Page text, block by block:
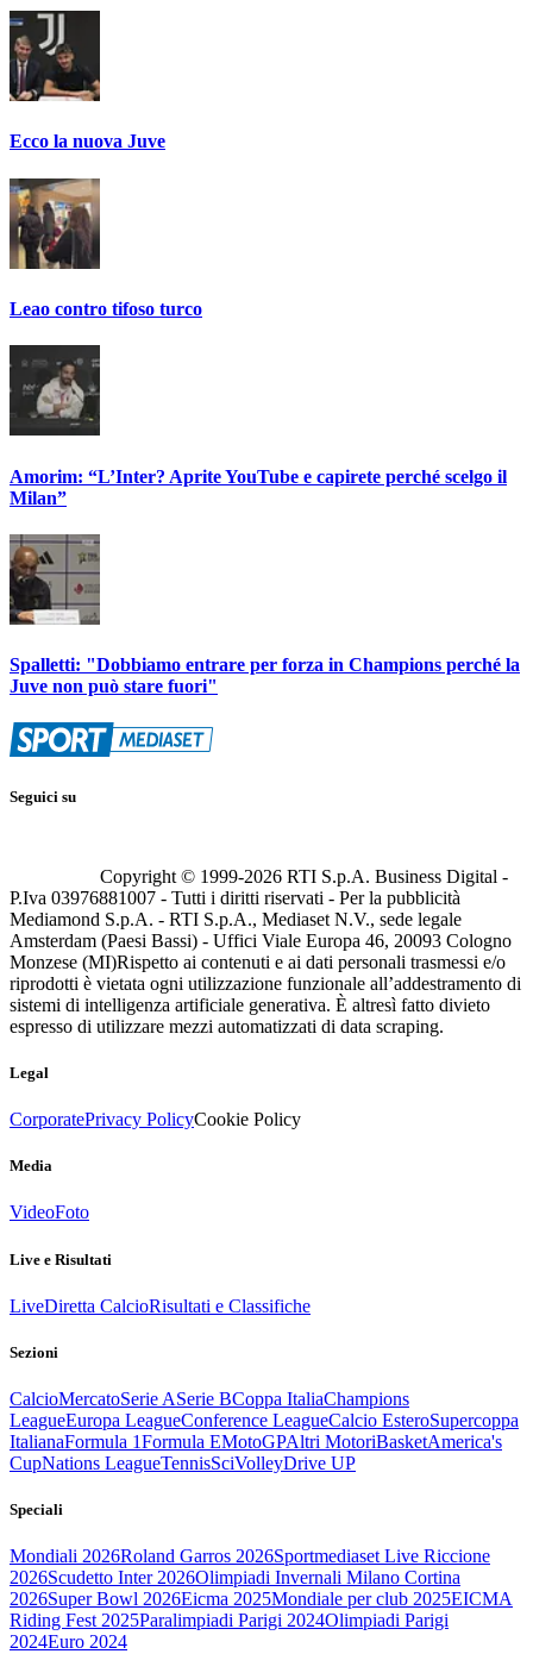
Ecco la nuova Juve
Leao contro tifoso turco
Amorim: “L’Inter? Aprite YouTube e capirete perché scelgo il
Milan”
Spalletti: "Dobbiamo entrare per forza in Champions perché la
Juve non può stare fuori"
Seguici su
Copyright © 1999-2026 RTI S.p.A. Business Digital -
P.Iva 03976881007 - Tutti i diritti riservati - Per la pubblicità
Mediamond S.p.A. - RTI S.p.A., Mediaset N.V., sede legale
Amsterdam (Paesi Bassi) - Uffici Viale Europa 46, 20093 Cologno
Monzese (MI)Rispetto ai contenuti e ai dati personali trasmessi e/o
riprodotti è vietata ogni utilizzazione funzionale all’addestramento di
sistemi di intelligenza artificiale generativa. È altresì fatto divieto
espresso di utilizzare mezzi automatizzati di data scraping.
Legal
CorporatePrivacy PolicyCookie Policy
Media
VideoFoto
Live e Risultati
LiveDiretta CalcioRisultati e Classifiche
Sezioni
CalcioMercatoSerie ASerie BCoppa ItaliaChampions
LeagueEuropa LeagueConference LeagueCalcio EsteroSupercoppa
ItalianaFormula 1Formula EMotoGPAltri MotoriBasketAmerica's
CupNations LeagueTennisSciVolleyDrive UP
Speciali
Mondiali 2026Roland Garros 2026Sportmediaset Live Riccione
2026Scudetto Inter 2026Olimpiadi Invernali Milano Cortina
2026Super Bowl 2026Eicma 2025Mondiale per club 2025EICMA
Riding Fest 2025Paralimpiadi Parigi 2024Olimpiadi Parigi
2024Euro 2024